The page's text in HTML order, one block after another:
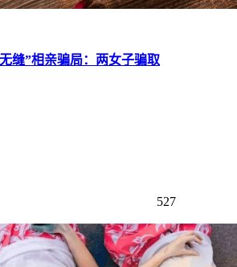
缝”相亲骗局：两女子骗取
527